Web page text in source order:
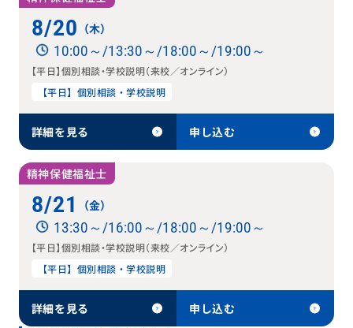
8/20 （木）
10:00～/13:30～/18:00～/19:00～
【平日】個別相談・学校説明（来校／オンライン）
【平日】個別相談・学校説明
詳細を見る 申し込む
精神保健福祉士
8/21 （金）
13:30～/16:00～/18:00～/19:00～
【平日】個別相談・学校説明（来校／オンライン）
【平日】個別相談・学校説明
詳細を見る 申し込む